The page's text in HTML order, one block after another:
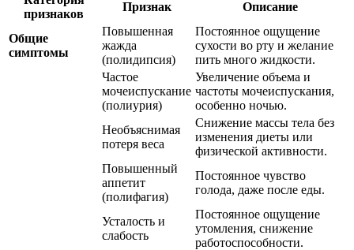
признаков
Признак Описание
Общие
симптомы
Повышенная
жажда
(полидипсия)
Постоянное ощущение
сухости во рту и желание
пить много жидкости.
Частое
мочеиспускание
(полиурия)
Увеличение объема и
частоты мочеиспускания,
особенно ночью.
Необъяснимая
потеря веса
Снижение массы тела без
изменения диеты или
физической активности.
Повышенный
аппетит
(полифагия)
Постоянное чувство
голода, даже после еды.
Усталость и
слабость
Постоянное ощущение
утомления, снижение
работоспособности.